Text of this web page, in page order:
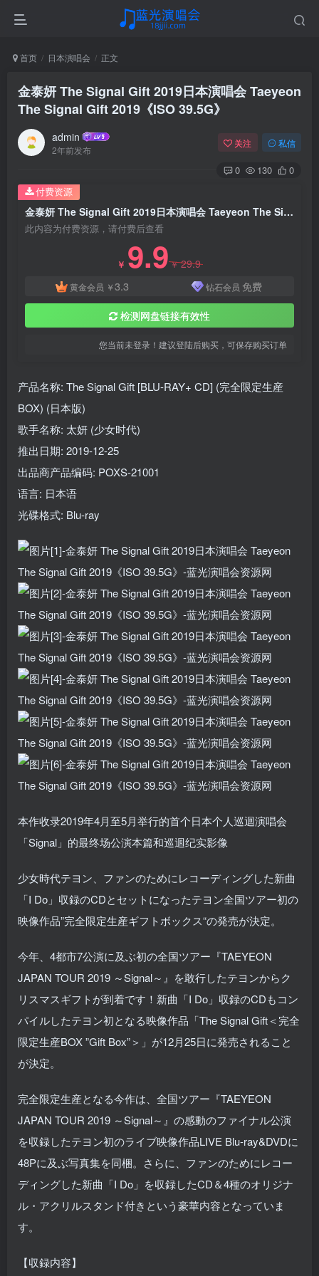
首页 日本演唱会 正文
金泰妍 The Signal Gift 2019日本演唱会 Taeyeon
The Signal Gift 2019《ISO 39.5G》
admin
2年前发布
关注 私信
0 130 0
金泰妍 The Signal Gift 2019日本演唱会 Taeyeon The Signal Gift 2019《ISO 39.5G》
此内容为付费资源，请付费后查看
￥ 9.9￥29.9
黄金会员 ￥3.3 钻石会员 免费
检测网盘链接有效性
您当前未登录！建议登陆后购买，可保存购买订单
付费资源
产品名称: The Signal Gift [BLU-RAY+ CD] (完全限定生産
BOX) (日本版)
歌手名称: 太妍 (少女时代)
推出日期: 2019-12-25
出品商产品编码: POXS-21001
语言: 日本语
光碟格式: Blu-ray
本作收录2019年4月至5月举行的首个日本个人巡迴演唱会
「Signal」的最终场公演本篇和巡迴纪实影像
少女時代テヨン、ファンのためにレコーディングした新曲
「I Do」収録のCDとセットになったテヨン全国ツアー初の
映像作品”完全限定生産ギフトボックス“の発売が決定。
今年、4都市7公演に及ぶ初の全国ツアー『TAEYEON
JAPAN TOUR 2019 ～Signal～』を敢行したテヨンからク
リスマスギフトが到着です！新曲「I Do」収録のCDもコン
パイルしたテヨン初となる映像作品「The Signal Gift＜完全
限定生産BOX ”Gift Box”＞」が12月25日に発売されること
が決定。
完全限定生産となる今作は、全国ツアー『TAEYEON
JAPAN TOUR 2019 ～Signal～』の感動のファイナル公演
を収録したテヨン初のライブ映像作品LIVE Blu-ray&DVDに
48Pに及ぶ写真集を同梱。さらに、ファンのためにレコー
ディングした新曲「I Do」を収録したCD＆4種のオリジナ
ル・アクリルスタンド付きという豪華内容となっていま
す。
【収録内容】